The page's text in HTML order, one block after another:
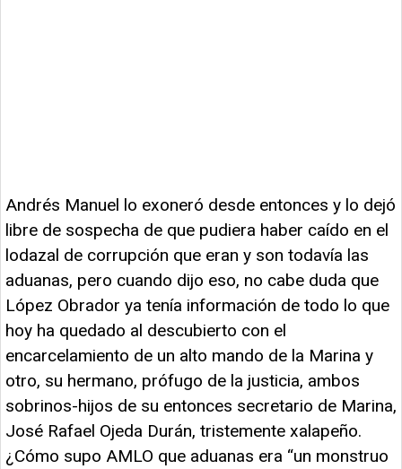
Andrés Manuel lo exoneró desde entonces y lo dejó
libre de sospecha de que pudiera haber caído en el
lodazal de corrupción que eran y son todavía las
aduanas, pero cuando dijo eso, no cabe duda que
López Obrador ya tenía información de todo lo que
hoy ha quedado al descubierto con el
encarcelamiento de un alto mando de la Marina y
otro, su hermano, prófugo de la justicia, ambos
sobrinos-hijos de su entonces secretario de Marina,
José Rafael Ojeda Durán, tristemente xalapeño.
¿Cómo supo AMLO que aduanas era “un monstruo